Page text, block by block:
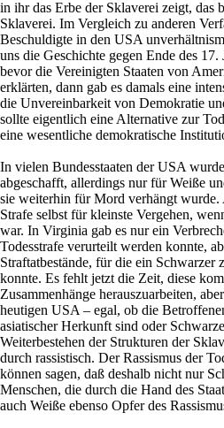
in ihr das Erbe der Sklaverei zeigt, das
Sklaverei. Im Vergleich zu anderen
Beschuldigte in den USA
uns die Geschichte gegen Ende des 17.
bevor die Vereinigten Staaten von
erklärten, dann gab es damals eine
die Unvereinbarkeit von Demokratie
sollte eigentlich eine Alternative zur
eine wesentliche demokratische
In vielen Bundesstaaten der USA
abgeschafft, allerdings nur für Weiße
sie weiterhin für Mord verhängt wurde.
Strafe selbst für kleinste Vergehen,
war. In Virginia gab es nur ein
Todesstrafe verurteilt werden konnte,
Straftatbestände, für die ein Schwarzer
konnte. Es fehlt jetzt die Zeit, diese
Zusammenhänge herauszuarbeiten,
heutigen USA – egal, ob die
asiatischer Herkunft sind oder
Weiterbestehen der Strukturen der
durch rassistisch. Der Rassismus der
können sagen, daß deshalb nicht nur
Menschen, die durch die Hand des
auch Weiße ebenso Opfer des